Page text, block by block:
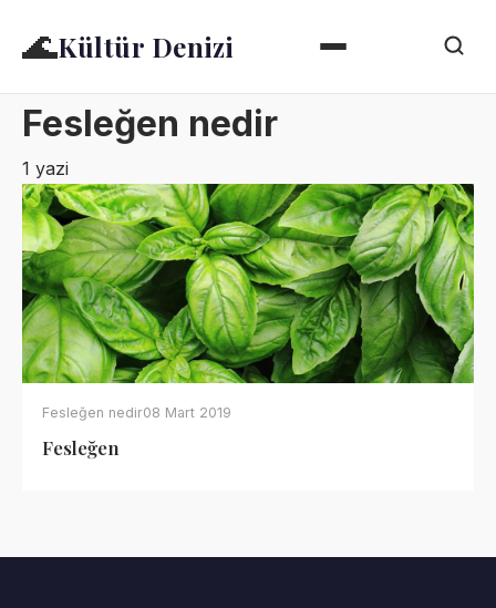
🌊Kültür Denizi
Fesleğen nedir
1 yazi
Fesleğen nedir08 Mart 2019
Fesleğen